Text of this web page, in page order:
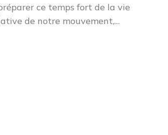
ce temps fort de la vie
de notre mouvement,…